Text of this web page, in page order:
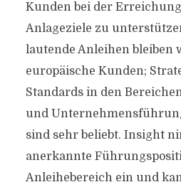
Kunden bei der
Anlageziele zu
lautende Anleihen bleiben
europäische Kunden;
Standards in den
und
sind sehr beliebt. Insight
anerkannte
Anleihebereich ein und